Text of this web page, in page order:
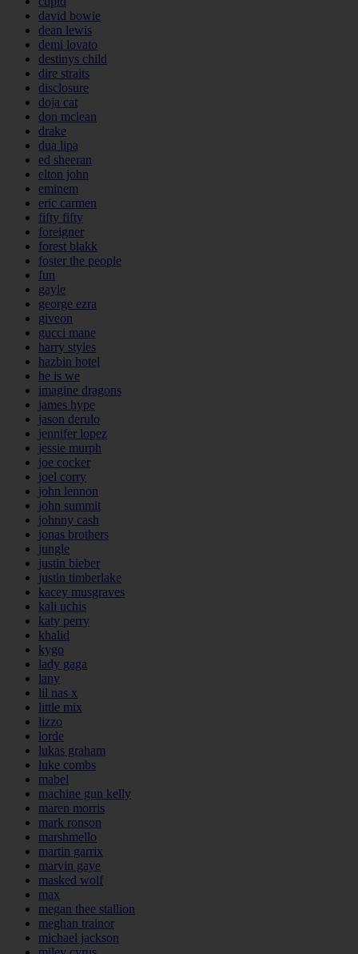
david bowie
dean lewis
demi lovato
destinys child
dire straits
disclosure
doja cat
don mclean
drake
dua lipa
ed sheeran
elton john
eminem
eric carmen
fifty fifty
foreigner
forest blakk
foster the people
fun
gayle
george ezra
giveon
gucci mane
harry styles
hazbin hotel
he is we
imagine dragons
james hype
jason derulo
jennifer lopez
jessie murph
joe cocker
joel corry
john lennon
john summit
johnny cash
jonas brothers
jungle
justin bieber
justin timberlake
kacey musgraves
kali uchis
katy perry
khalid
kygo
lady gaga
lany
lil nas x
little mix
lizzo
lorde
lukas graham
luke combs
mabel
machine gun kelly
maren morris
mark ronson
marshmello
martin garrix
marvin gaye
masked wolf
max
megan thee stallion
meghan trainor
michael jackson